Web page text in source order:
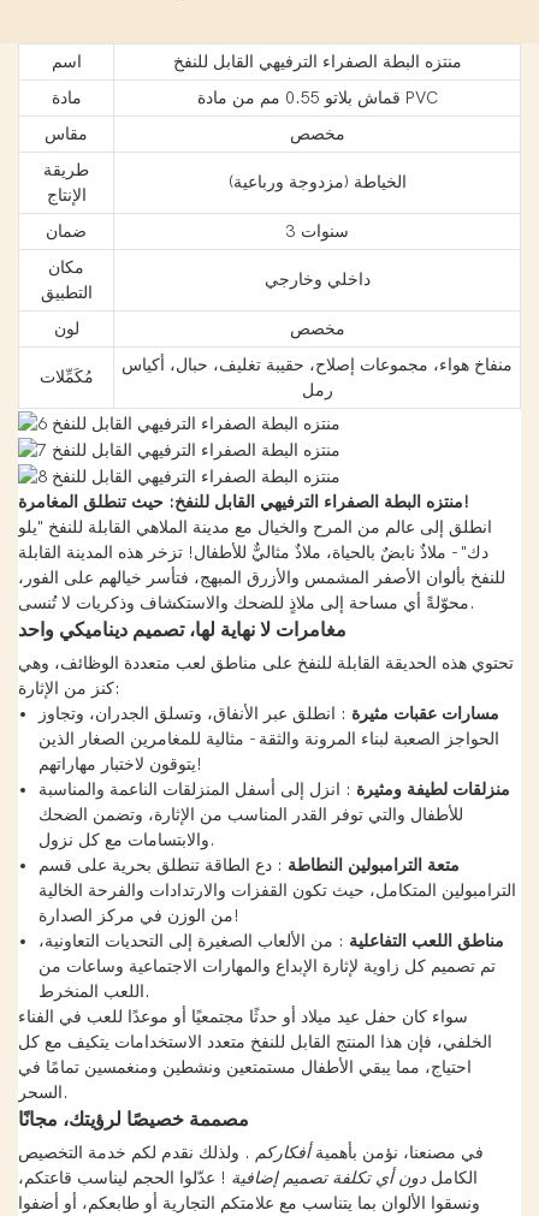
اسم
منتزه البطة الصفراء الترفيهي القابل للنفخ
مادة
قماش بلاتو 0.55 مم من مادة PVC
مقاس
مخصص
طريقة
الإنتاج
الخياطة (مزدوجة ورباعية)
ضمان
3 سنوات
مكان
التطبيق
داخلي وخارجي
لون مخصص
مُكَمِّلات
منفاخ هواء، مجموعات إصلاح، حقيبة تغليف، حبال، أكياس
رمل
منتزه البطة الصفراء الترفيهي القابل للنفخ: حيث تنطلق المغامرة!
انطلق إلى عالم من المرح والخيال مع مدينة الملاهي القابلة للنفخ "يلو
دك" - ملاذٌ نابضٌ بالحياة، ملاذٌ مثاليٌّ للأطفال! تزخر هذه المدينة القابلة
للنفخ بألوان الأصفر المشمس والأزرق المبهج، فتأسر خيالهم على الفور،
محوّلةً أي مساحة إلى ملاذٍ للضحك والاستكشاف وذكريات لا تُنسى.
مغامرات لا نهاية لها، تصميم ديناميكي واحد
تحتوي هذه الحديقة القابلة للنفخ على مناطق لعب متعددة الوظائف، وهي
كنز من الإثارة:
مسارات عقبات مثيرة : انطلق عبر الأنفاق، وتسلق الجدران، وتجاوز
الحواجز الصعبة لبناء المرونة والثقة - مثالية للمغامرين الصغار الذين
يتوقون لاختبار مهاراتهم!
منزلقات لطيفة ومثيرة : انزل إلى أسفل المنزلقات الناعمة والمناسبة
للأطفال والتي توفر القدر المناسب من الإثارة، وتضمن الضحك
والابتسامات مع كل نزول.
متعة الترامبولين النطاطة : دع الطاقة تنطلق بحرية على قسم
الترامبولين المتكامل، حيث تكون القفزات والارتدادات والفرحة الخالية
من الوزن في مركز الصدارة!
مناطق اللعب التفاعلية : من الألعاب الصغيرة إلى التحديات التعاونية،
تم تصميم كل زاوية لإثارة الإبداع والمهارات الاجتماعية وساعات من
اللعب المنخرط.
سواء كان حفل عيد ميلاد أو حدثًا مجتمعيًا أو موعدًا للعب في الفناء
الخلفي، فإن هذا المنتج القابل للنفخ متعدد الاستخدامات يتكيف مع كل
احتياج، مما يبقي الأطفال مستمتعين ونشطين ومنغمسين تمامًا في
السحر.
مصممة خصيصًا لرؤيتك، مجانًا
في مصنعنا، نؤمن بأهميةأفكاركم . ولذلك نقدم لكم خدمة التخصيص
الكامل دون أي تكلفة تصميم إضافية ! عدّلوا الحجم ليناسب قاعتكم،
ونسقوا الألوان بما يتناسب مع علامتكم التجارية أو طابعكم، أو أضفوا